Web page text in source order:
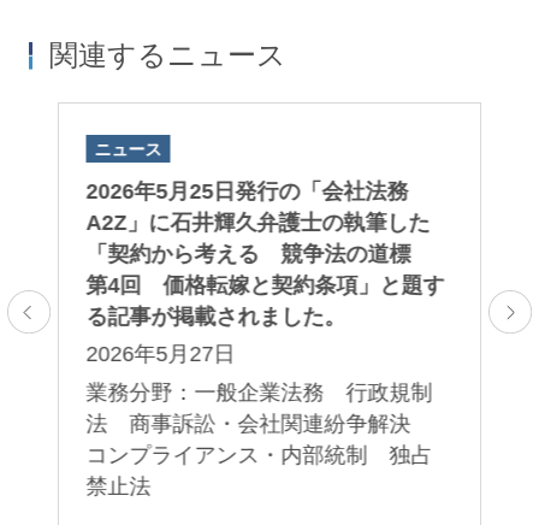
関連するニュース
ニュース
2026年5月25日発行の「会社法務
A2Z」に石井輝久弁護士の執筆した
「契約から考える 競争法の道標
第4回 価格転嫁と契約条項」と題す
る記事が掲載されました。
2026年5月27日
業務分野：一般企業法務 行政規制
法 商事訴訟・会社関連紛争解決
コンプライアンス・内部統制 独占
禁止法
業